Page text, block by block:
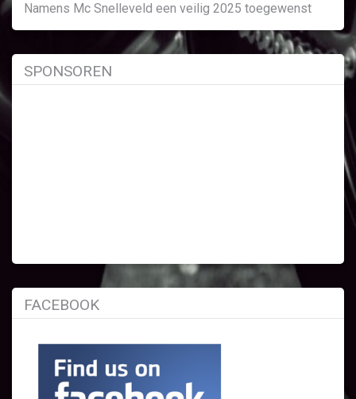
Namens Mc Snelleveld een veilig 2025 toegewenst
SPONSOREN
FACEBOOK